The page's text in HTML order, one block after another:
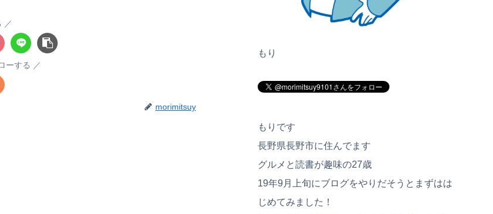
ーする
morimitsuy
もり
もりです
長野県長野市に住んでます
グルメと読書が趣味の27歳
19年9月上旬にブログをやりだそうとまずはは
じめてみました！